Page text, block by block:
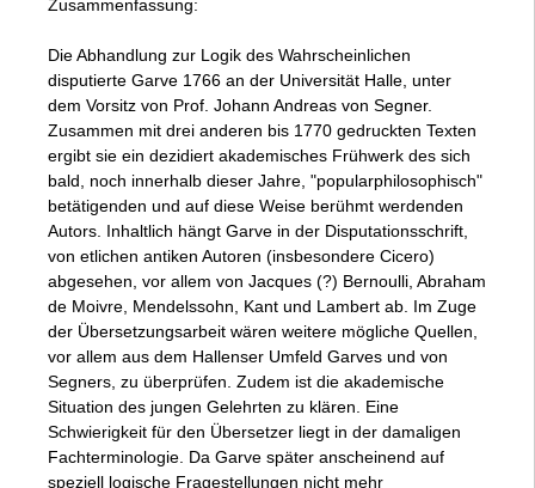
Zusammenfassung:
Die Abhandlung zur Logik des Wahrscheinlichen
disputierte Garve 1766 an der Universität Halle, unter
dem Vorsitz von Prof. Johann Andreas von Segner.
Zusammen mit drei anderen bis 1770 gedruckten Texten
ergibt sie ein dezidiert akademisches Frühwerk des sich
bald, noch innerhalb dieser Jahre, "popularphilosophisch"
betätigenden und auf diese Weise berühmt werdenden
Autors. Inhaltlich hängt Garve in der Disputationsschrift,
von etlichen antiken Autoren (insbesondere Cicero)
abgesehen, vor allem von Jacques (?) Bernoulli, Abraham
de Moivre, Mendelssohn, Kant und Lambert ab. Im Zuge
der Übersetzungsarbeit wären weitere mögliche Quellen,
vor allem aus dem Hallenser Umfeld Garves und von
Segners, zu überprüfen. Zudem ist die akademische
Situation des jungen Gelehrten zu klären. Eine
Schwierigkeit für den Übersetzer liegt in der damaligen
Fachterminologie. Da Garve später anscheinend auf
speziell logische Fragestellungen nicht mehr